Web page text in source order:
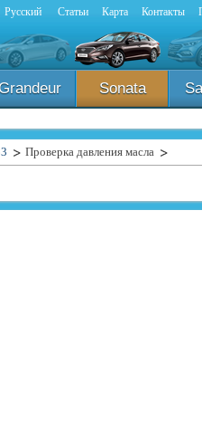
Русский Статьи Карта Контакты
Grandeur Sonata
Проверка давления масла